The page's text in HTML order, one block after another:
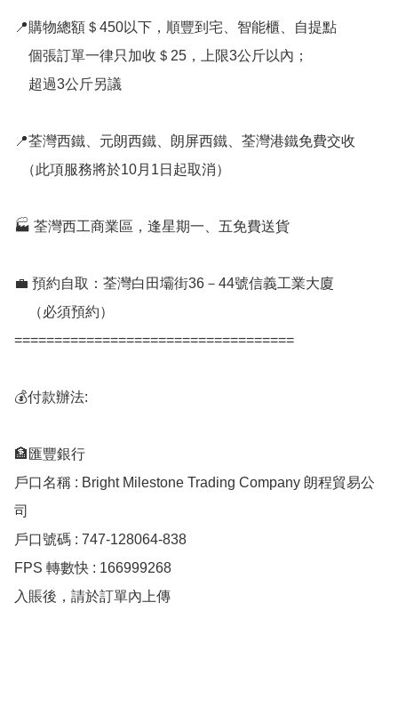
📍購物總額＄450以下，順豐到宅、智能櫃、自提點
📍荃灣西鐵、元朗西鐵、朗屏西鐵、荃灣港鐵免費交收
🏭 荃灣西工商業區，逢星期一、五免費送貨
💼 預約自取：荃灣白田壩街36－44號信義工業大廈
===================================
💰付款辦法:
🏦匯豐銀行
戶口名稱 : Bright Milestone Trading Company 朗程貿易公
司
戶口號碼 : 747-128064-838
FPS 轉數快 : 166999268
入賬後，請於訂單內上傳